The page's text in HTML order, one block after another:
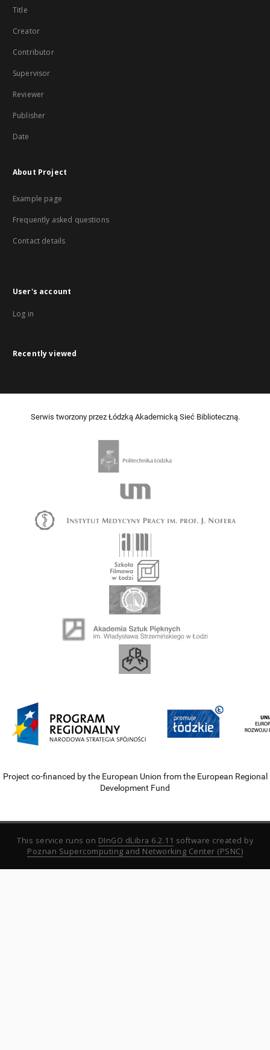
Title
Creator
Contributor
Supervisor
Reviewer
Publisher
Date
About Project
Example page
Frequently asked questions
Contact details
User's account
Log in
Recently viewed
Serwis tworzony przez Łódzką Akademicką Sieć Biblioteczną.
Project co-financed by the European Union from the European Regional
Development Fund
This service runs on DInGO dLibra 6.2.11 software created by
Poznan Supercomputing and Networking Center (PSNC)